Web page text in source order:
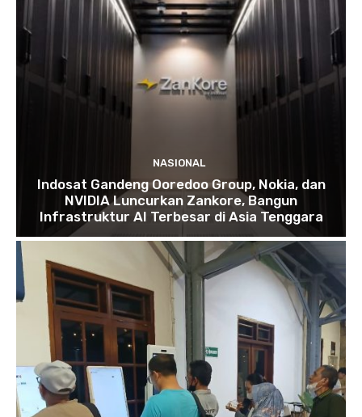
NASIONAL
Indosat Gandeng Ooredoo Group, Nokia, dan
NVIDIA Luncurkan Zankore, Bangun
Infrastruktur AI Terbesar di Asia Tenggara